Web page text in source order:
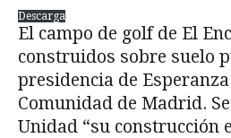
Descarga
El campo de golf de El
construidos sobre suelo
presidencia de
Comunidad de Madrid.
Unidad “su construcción